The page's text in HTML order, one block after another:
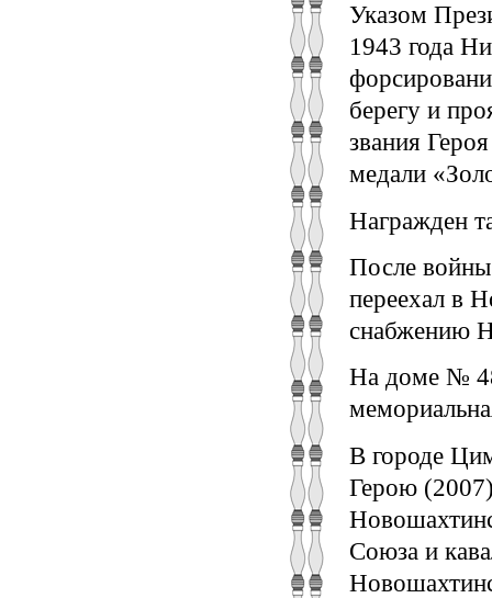
Указом
1943 года
берегу и
звания
медали
Награжден
После
переехал в
снабжению
На доме №
В городе
Герою
Союза и